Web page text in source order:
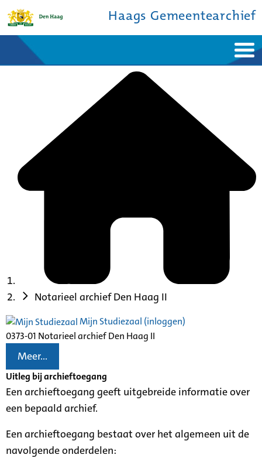
Haags Gemeentearchief
Bronnen en collecties
Notarieel archief Den Haag II
Mijn Studiezaal (inloggen)
0373-01 Notarieel archief Den Haag II
Meer...
Uitleg bij archieftoegang
Een archieftoegang geeft uitgebreide informatie over
een bepaald archief.
Een archieftoegang bestaat over het algemeen uit de
navolgende onderdelen: